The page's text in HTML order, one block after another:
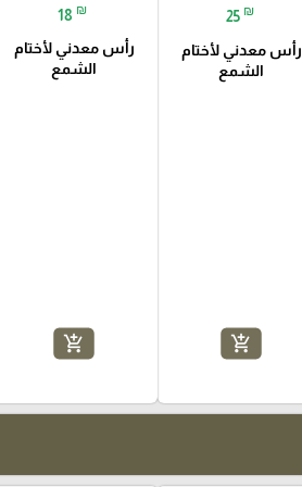
25 ₪
رأس معدني لأختام
الشمع
add_shopping_cart
18 ₪
رأس معدني لأختام
الشمع
add_shopping_cart